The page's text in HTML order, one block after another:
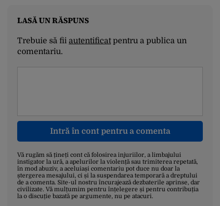
LASĂ UN RĂSPUNS
Trebuie să fii autentificatpentru a publica un
comentariu.
Intră în cont pentru a comenta
Vă rugăm să țineți cont că folosirea injuriilor, a limbajului
instigator la ură, a apelurilor la violență sau trimiterea repetată,
în mod abuziv, a aceluiași comentariu pot duce nu doar la
ștergerea mesajului, ci și la suspendarea temporară a dreptului
de a comenta. Site-ul nostru încurajează dezbaterile aprinse, dar
civilizate. Vă mulțumim pentru înțelegere și pentru contribuția
la o discuție bazată pe argumente, nu pe atacuri.